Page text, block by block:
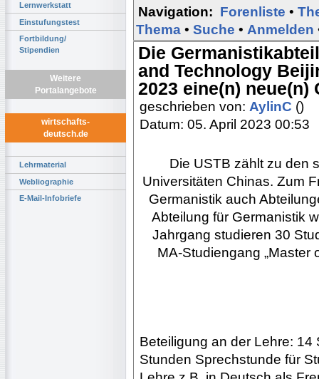
Lernwerkstatt
Einstufungstest
Fortbildung/
Stipendien
Weitere
Portalangebote
wirtschafts-
deutsch.de
Lehrmaterial
Webliographie
E-Mail-Infobriefe
Navigation: Forenliste •
Thema • Suche • Anmelden
Die
and Technology
2023 eine(n) neue(n)
geschrieben von: AylinC ()
Datum: 05. April 2023 00:53
Die USTB zählt zu den
Universitäten Chinas. Zum
Germanistik auch
Abteilung für Germanistik
Jahrgang studieren 30
MA-Studiengang „Master
Beteiligung an der Lehre:
Stunden Sprechstunde für